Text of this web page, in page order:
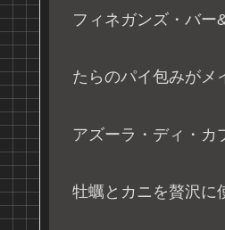
フィネガンズ・バー
たらのパイ包みがメ
アズーラ・ディ・カ
牡蠣とカニを贅沢に